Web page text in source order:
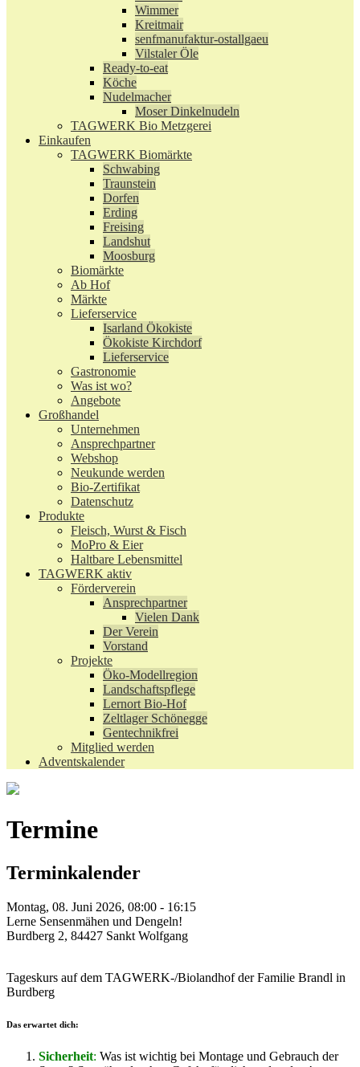
Wimmer
Kreitmair
senfmanufaktur-ostallgaeu
Vilstaler Öle
Ready-to-eat
Köche
Nudelmacher
Moser Dinkelnudeln
TAGWERK Bio Metzgerei
Einkaufen
TAGWERK Biomärkte
Schwabing
Traunstein
Dorfen
Erding
Freising
Landshut
Moosburg
Biomärkte
Ab Hof
Märkte
Lieferservice
Isarland Ökokiste
Ökokiste Kirchdorf
Lieferservice
Gastronomie
Was ist wo?
Angebote
Großhandel
Unternehmen
Ansprechpartner
Webshop
Neukunde werden
Bio-Zertifikat
Datenschutz
Produkte
Fleisch, Wurst & Fisch
MoPro & Eier
Haltbare Lebensmittel
TAGWERK aktiv
Förderverein
Ansprechpartner
Vielen Dank
Der Verein
Vorstand
Projekte
Öko-Modellregion
Landschaftspflege
Lernort Bio-Hof
Zeltlager Schönegge
Gentechnikfrei
Mitglied werden
Adventskalender
Termine
Terminkalender
Montag, 08. Juni 2026, 08:00 - 16:15
Lerne Sensenmähen und Dengeln!
Burdberg 2, 84427 Sankt Wolfgang
Tageskurs auf dem TAGWERK-/Biolandhof der Familie Brandl in
Burdberg
Das erwartet dich:
Sicherheit: Was ist wichtig bei Montage und Gebrauch der